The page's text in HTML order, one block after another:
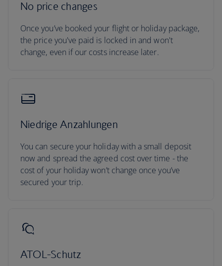
No price changes
Once you’ve booked your flight or holiday package,
the price you've paid is locked in and won't
change, even if our costs increase later.
Niedrige Anzahlungen
You can secure your holiday with a small deposit
now and spread the agreed cost over time - the
cost of your holiday won’t change once you’ve
secured your trip.
ATOL-Schutz